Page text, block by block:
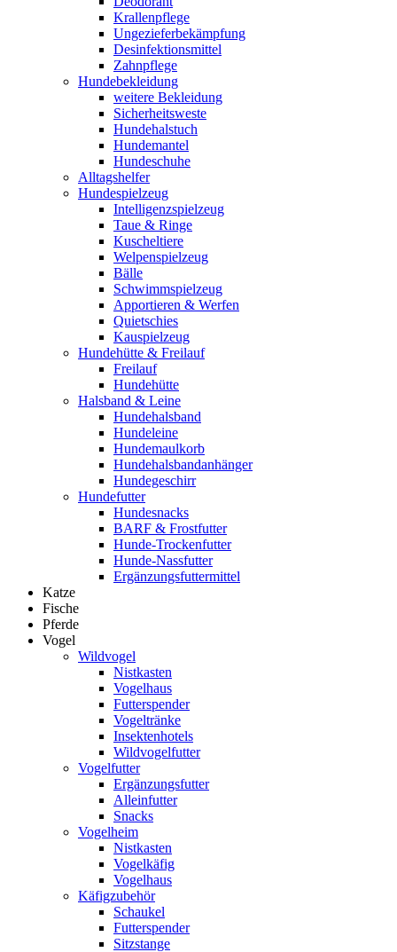
Krallenpflege
Ungezieferbekämpfung
Desinfektionsmittel
Zahnpflege
Hundebekleidung
weitere Bekleidung
Sicherheitsweste
Hundehalstuch
Hundemantel
Hundeschuhe
Alltagshelfer
Hundespielzeug
Intelligenzspielzeug
Taue & Ringe
Kuscheltiere
Welpenspielzeug
Bälle
Schwimmspielzeug
Apportieren & Werfen
Quietschies
Kauspielzeug
Hundehütte & Freilauf
Freilauf
Hundehütte
Halsband & Leine
Hundehalsband
Hundeleine
Hundemaulkorb
Hundehalsbandanhänger
Hundegeschirr
Hundefutter
Hundesnacks
BARF & Frostfutter
Hunde-Trockenfutter
Hunde-Nassfutter
Ergänzungsfuttermittel
Katze
Fische
Pferde
Vogel
Wildvogel
Nistkasten
Vogelhaus
Futterspender
Vogeltränke
Insektenhotels
Wildvogelfutter
Vogelfutter
Ergänzungsfutter
Alleinfutter
Snacks
Vogelheim
Nistkasten
Vogelkäfig
Vogelhaus
Käfigzubehör
Schaukel
Futterspender
Sitzstange